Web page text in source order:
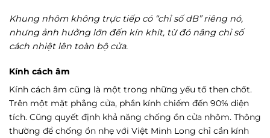
Khung nhôm không trực tiếp có “chỉ số dB” riêng nó,
nhưng ảnh hưởng lớn đến kín khít, từ đó nâng chỉ số
cách nhiệt lên toàn bộ cửa.
Kính cách âm
Kính cách âm cũng là một trong những yếu tố then chốt.
Trên một mặt phẳng cửa, phần kính chiếm đến 90% diện
tích. Cũng quyết định khả năng chống ồn cửa nhôm. Thông
thường để chống ồn nhẹ với Việt Minh Long chỉ cần kính